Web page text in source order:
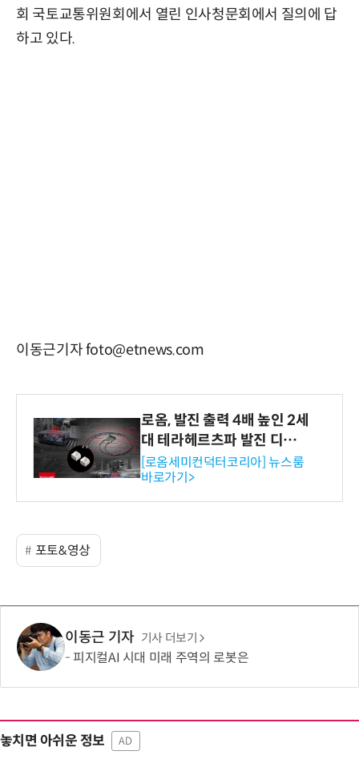
회 국토교통위원회에서 열린 인사청문회에서 질의에 답
하고 있다.
이동근기자 foto@etnews.com
로옴, 발진 출력 4배 높인 2세
대 테라헤르츠파 발진 디바이
스 개발
[로옴세미컨덕터코리아] 뉴스룸
바로가기>
포토&영상
이동근 기자 기사 더보기
피지컬AI 시대 미래 주역의 로봇은
놓치면 아쉬운 정보 AD